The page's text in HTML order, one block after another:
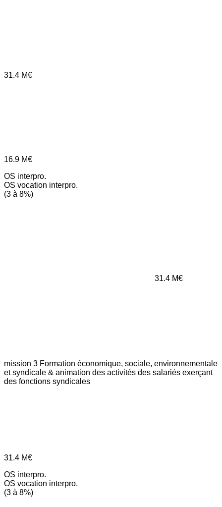
31.4 M€
16.9 M€
OS interpro.
OS vocation interpro.
(3 à 8%)
31.4 M€
mission 3 Formation économique, sociale, environnementale
et syndicale & animation des activités des salariés exerçant
des fonctions syndicales
31.4 M€
OS interpro.
OS vocation interpro.
(3 à 8%)